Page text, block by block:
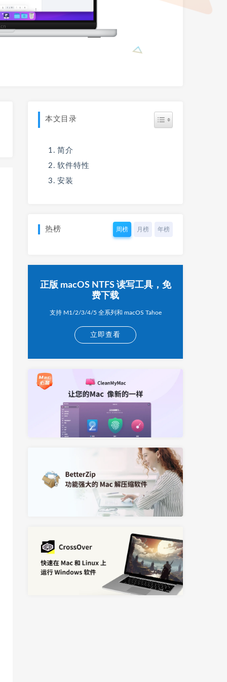
本文目录
简介
软件特性
安装
热榜 周榜 月榜 年榜
正版 macOS NTFS 读写工具，免
费下载
支持 M1/2/3/4/5 全系列和 macOS Tahoe
立即查看